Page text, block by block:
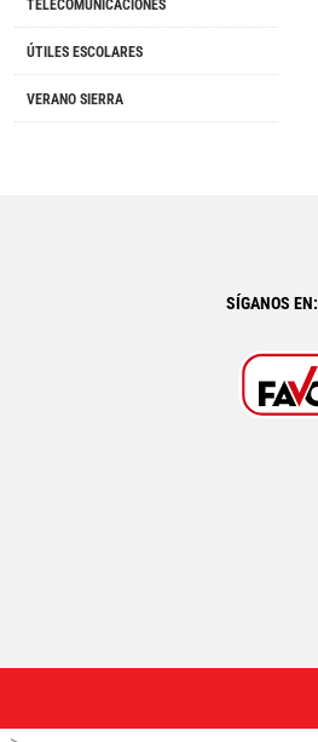
TELECOMUNICACIONES
ÚTILES ESCOLARES
VERANO SIERRA
SÍGANOS EN: